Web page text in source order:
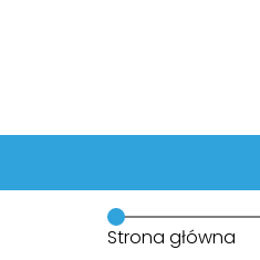
Strona główna